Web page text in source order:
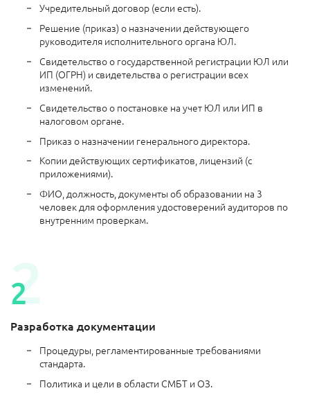
Учредительный договор (если есть).
Решение (приказ) о назначении действующего
руководителя исполнительного органа ЮЛ.
Свидетельство о государственной регистрации ЮЛ или
ИП (ОГРН) и свидетельства о регистрации всех
изменений.
Свидетельство о постановке на учет ЮЛ или ИП в
налоговом органе.
Приказ о назначении генерального директора.
Копии действующих сертификатов, лицензий (с
приложениями).
ФИО, должность, документы об образовании на 3
человек для оформления удостоверений аудиторов по
внутренним проверкам.
Разработка документации
Процедуры, регламентированные требованиями
стандарта.
Политика и цели в области СМБТ и ОЗ.